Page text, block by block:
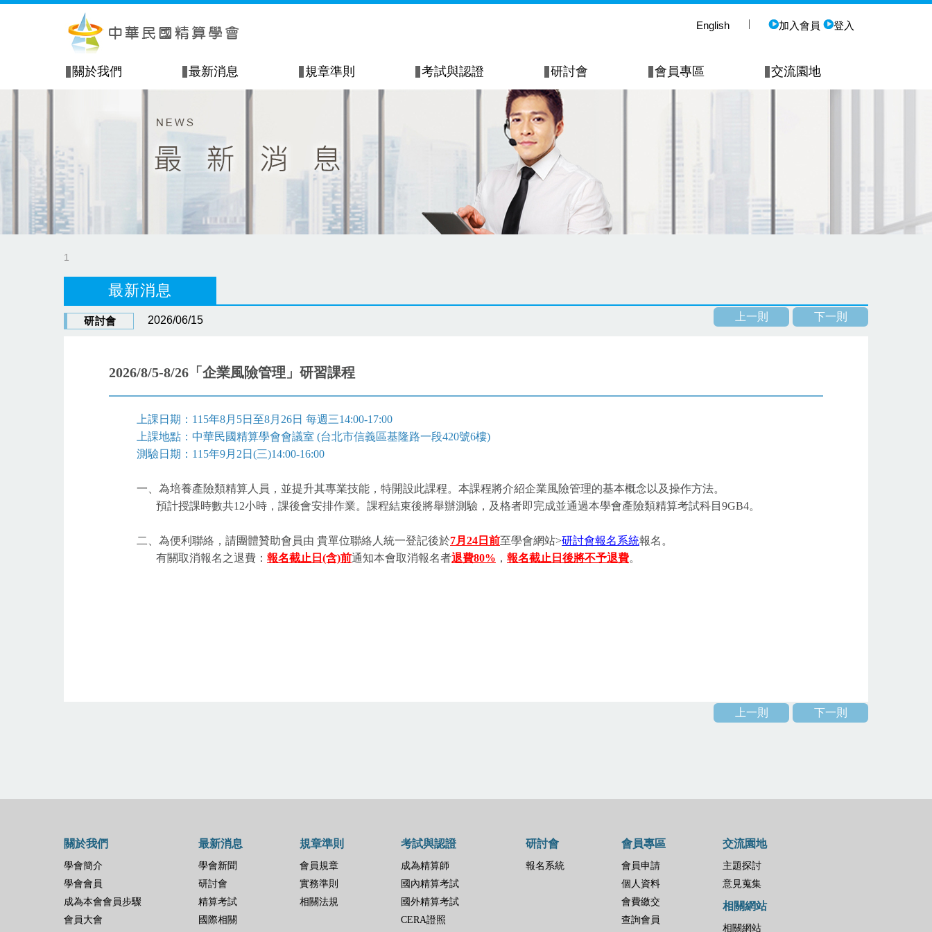
English 加入會員 登入
關於我們 最新消息 規章準則 考試與認證 研討會 會員專區 交流園地
1
最新消息
研討會 2026/06/15 下一則
上一則
2026/8/5-8/26「企業風險管理」研習課程
上課日期：115年8月5日至8月26日 每週三14:00-17:00
上課地點：中華民國精算學會會議室 (台北市信義區基隆路一段420號6樓)
測驗日期：115年9月2日(三)14:00-16:00
一、為培養產險類精算人員，並提升其專業技能，特開設此課程。本課程將介紹企業風險管理的基本概念以及操作方法。
預計授課時數共12小時，課後會安排作業。課程結束後將舉辦測驗，及格者即完成並通過本學會產險類精算考試科目9GB4。
二、為便利聯絡，請團體贊助會員由 貴單位聯絡人統一登記後於7月24日前至學會網站>研討會報名系統報名。
有關取消報名之退費： 報名截止日(含)前通知本會取消報名者退費80% ， 報名截止日後將不予退費。
下一則
上一則
關於我們
學會簡介
學會會員
成為本會會員步驟
會員大會
最新消息
學會新聞
研討會
精算考試
國際相關
規章準則
會員規章
實務準則
相關法規
考試與認證
成為精算師
國內精算考試
國外精算考試
CERA證照
研討會
報名系統
會員專區
會員申請
個人資料
會費繳交
查詢會員
交流園地
主題探討
意見蒐集
相關網站
相關網站